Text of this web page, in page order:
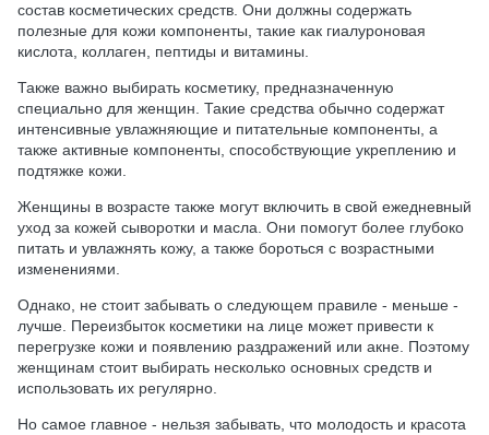
состав косметических средств. Они должны содержать
полезные для кожи компоненты, такие как гиалуроновая
кислота, коллаген, пептиды и витамины.
Также важно выбирать косметику, предназначенную
специально для женщин. Такие средства обычно содержат
интенсивные увлажняющие и питательные компоненты, а
также активные компоненты, способствующие укреплению и
подтяжке кожи.
Женщины в возрасте также могут включить в свой ежедневный
уход за кожей сыворотки и масла. Они помогут более глубоко
питать и увлажнять кожу, а также бороться с возрастными
изменениями.
Однако, не стоит забывать о следующем правиле - меньше -
лучше. Переизбыток косметики на лице может привести к
перегрузке кожи и появлению раздражений или акне. Поэтому
женщинам стоит выбирать несколько основных средств и
использовать их регулярно.
Но самое главное - нельзя забывать, что молодость и красота